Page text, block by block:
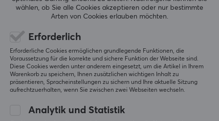
0.0
Basierend auf 0 Bewertungen
4
0%
3
GEBE EINE BEWERTUNG AB
Mehr aus unserer
wählen, ob Sie alle Cookies akzeptieren oder nur bestimmte
Arten von Cookies erlauben möchten.
Erforderlich
Erforderliche Cookies ermöglichen grundlegende Funktionen, die
Voraussetzung für die korrekte und sichere Funktion der Webseite sind.
Diese Cookies werden unter anderem eingesetzt, um die Artikel in Ihrem
Warenkorb zu speichern, Ihnen zusätzlichen wichtigen Inhalt zu
präsentieren, Spracheinstellungen zu sichern und Ihre aktuelle Sitzung
aufrechtzuerhalten, wenn Sie zwischen zwei Webseiten wechseln.
Analytik und Statistik